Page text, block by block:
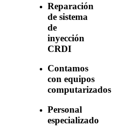
Reparación
de sistema
de
inyección
CRDI
Contamos
con equipos
computarizados
Personal
especializado